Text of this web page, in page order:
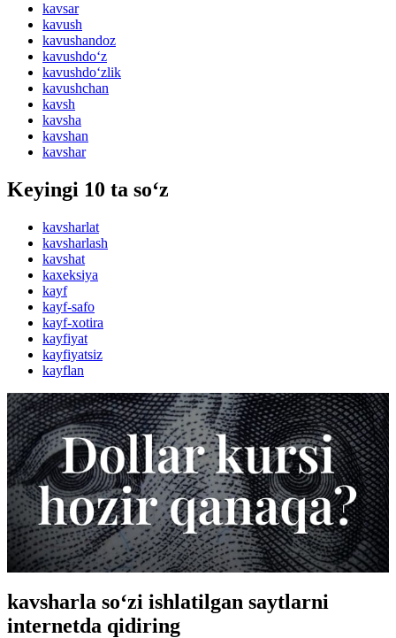
kavsar
kavush
kavushandoz
kavushdo‘z
kavushdo‘zlik
kavushchan
kavsh
kavsha
kavshan
kavshar
Keyingi 10 ta so‘z
kavsharlat
kavsharlash
kavshat
kaxeksiya
kayf
kayf-safo
kayf-xotira
kayfiyat
kayfiyatsiz
kayflan
kavsharla so‘zi ishlatilgan saytlarni
internetda qidiring